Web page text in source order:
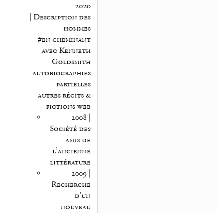
2020
| Description des
hommes
#en cheminant
avec Kenneth
Goldsmith
autobiographies
partielles
autres récits &
fictions web
2008 |
Société des
amis de
l’ancienne
littérature
2009 |
Recherche
d’un
nouveau